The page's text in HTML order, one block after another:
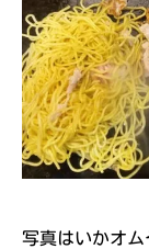
写真はいかオム